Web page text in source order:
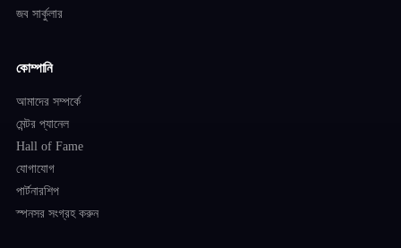
জব সার্কুলার
কোম্পানি
আমাদের সম্পর্কে
মেন্টর প্যানেল
Hall of Fame
যোগাযোগ
পার্টনারশিপ
স্পনসর সংগ্রহ করুন